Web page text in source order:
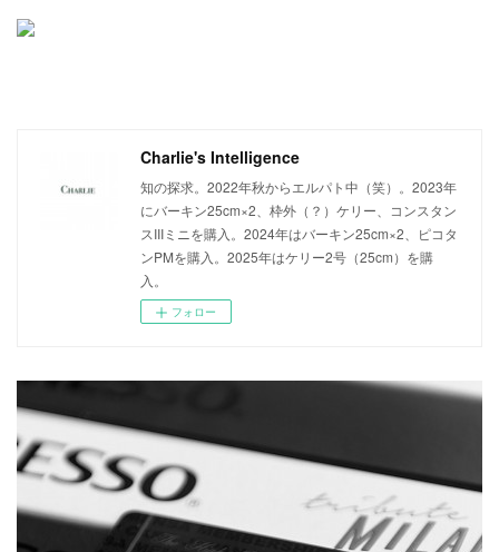
Charlie's Intelligence
知の探求。2022年秋からエルパト中（笑）。2023年
にバーキン25cm×2、枠外（？）ケリー、コンスタン
スIIIミニを購入。2024年はバーキン25cm×2、ピコタ
ンPMを購入。2025年はケリー2号（25cm）を購
入。
フォロー